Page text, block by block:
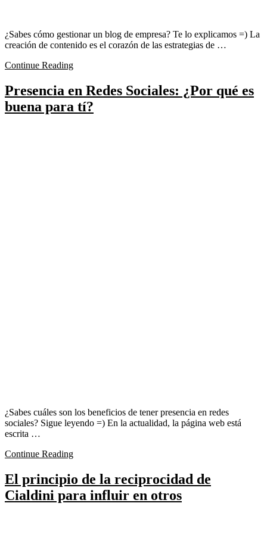
¿Sabes cómo gestionar un blog de empresa? Te lo explicamos =) La
creación de contenido es el corazón de las estrategias de …
Continue Reading
Presencia en Redes Sociales: ¿Por qué es
buena para tí?
¿Sabes cuáles son los beneficios de tener presencia en redes
sociales? Sigue leyendo =) En la actualidad, la página web está
escrita …
Continue Reading
El principio de la reciprocidad de
Cialdini para influir en otros